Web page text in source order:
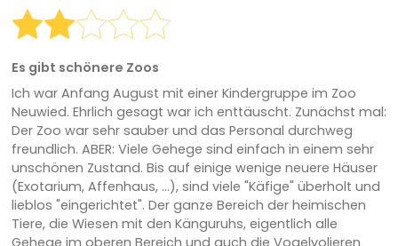
Es gibt schönere Zoos
Ich war Anfang August mit einer Kindergruppe im Zoo
Neuwied. Ehrlich gesagt war ich enttäuscht. Zunächst mal:
Der Zoo war sehr sauber und das Personal durchweg
freundlich. ABER: Viele Gehege sind einfach in einem sehr
unschönen Zustand. Bis auf einige wenige neuere Häuser
(Exotarium, Affenhaus, ...), sind viele "Käfige" überholt und
lieblos "eingerichtet". Der ganze Bereich der heimischen
Tiere, die Wiesen mit den Känguruhs, eigentlich alle